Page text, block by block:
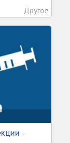
Другое
-